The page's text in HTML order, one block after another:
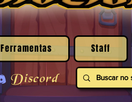
Ferramentas Staff
Discord